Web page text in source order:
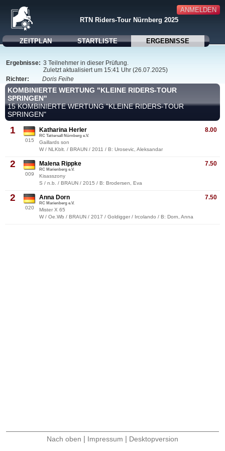
ANMELDEN
RTN Riders-Tour Nürnberg 2025
ZEITPLAN STARTLISTE ERGEBNISSE
Ergebnisse: 3 Teilnehmer in dieser Prüfung.
Zuletzt aktualisiert um 15:41 Uhr (26.07.2025)
Richter:
Doris Feihe
KOMBINIERTE WERTUNG "KLEINE RIDERS-TOUR
SPRINGEN"
15 KOMBINIERTE WERTUNG "KLEINE RIDERS-TOUR
SPRINGEN"
1
015
8.00
Katharina Herler
RC Tattersall Nürnberg e.V.
Gaillards son
W / NLKblt. / BRAUN / 2011 / B: Urosevic, Aleksandar
2
009
7.50
Malena Rippke
RC Marienberg e.V.
Kisasszony
S / n.b. / BRAUN / 2015 / B: Brodersen, Eva
2
020
7.50
Anna Dorn
RC Marienberg e.V.
Mister X 65
W / Oe.Wb / BRAUN / 2017 / Goldigger / Ircolando / B: Dorn, Anna
Nach oben | Impressum | Desktopversion